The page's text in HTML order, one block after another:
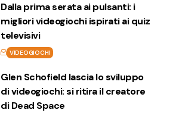
Dalla prima serata ai pulsanti: i
migliori videogiochi ispirati ai quiz
televisivi
VIDEOGIOCHI
Glen Schofield lascia lo sviluppo
di videogiochi: si ritira il creatore
di Dead Space